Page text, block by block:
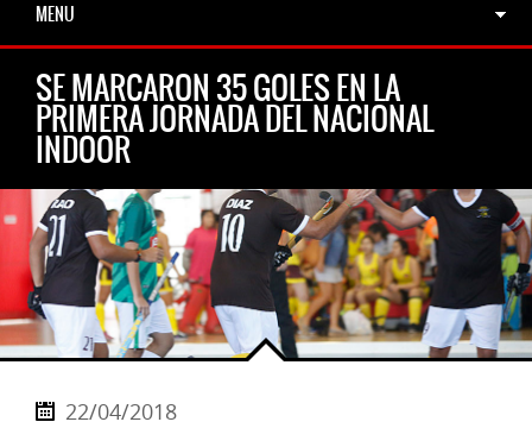
MENU
SE MARCARON 35 GOLES EN LA
PRIMERA JORNADA DEL NACIONAL
INDOOR
22/04/2018